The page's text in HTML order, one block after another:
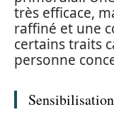
très efficace,
raffiné et une
certains traits
personne